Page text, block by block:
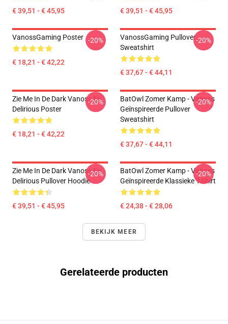
€ 39,51 - € 45,95 € 39,51 - € 45,95
VanossGaming Poster
€ 18,21 - € 42,22
-20%
VanossGaming Pullover
Sweatshirt
€ 37,67 - € 44,11
-20%
Zie Me In De Dark Vanoss En
Delirious Poster
€ 18,21 - € 42,22
-20%
BatOwl Zomer Kamp - Vanoss
Geïnspireerde Pullover
Sweatshirt
€ 37,67 - € 44,11
-20%
Zie Me In De Dark Vanoss En
Delirious Pullover Hoodie
€ 39,51 - € 45,95
-20%
BatOwl Zomer Kamp - Vanoss
Geïnspireerde Klassieke T-Shirt
€ 24,38 - € 28,06
-20%
BEKIJK MEER
Gerelateerde producten